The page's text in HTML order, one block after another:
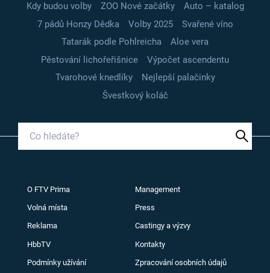
Kdy budou volby
ZOO Nové začátky
Auto – katalog
7 pádů Honzy Dědka
Volby 2025
Svařené víno
Tatarák podle Pohlreicha
Aloe vera
Pěstování lichořeřišnice
Výpočet ascendentu
Tvarohové knedlíky
Nejlepší palačinky
Švestkový koláč
O FTV Prima Management
Volná místa Press
Reklama Castingy a výzvy
HbbTV Kontakty
Podmínky užívání Zpracování osobních údajů